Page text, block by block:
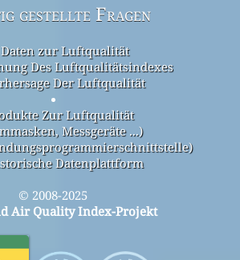
gestellte Fragen
Daten zur Luftqualität
Des Luftqualitätsindexes
Der Luftqualität
Zur Luftqualität
Messgeräte ...)
Datenplattform
© 2008-2025
Air Quality Index-Projekt